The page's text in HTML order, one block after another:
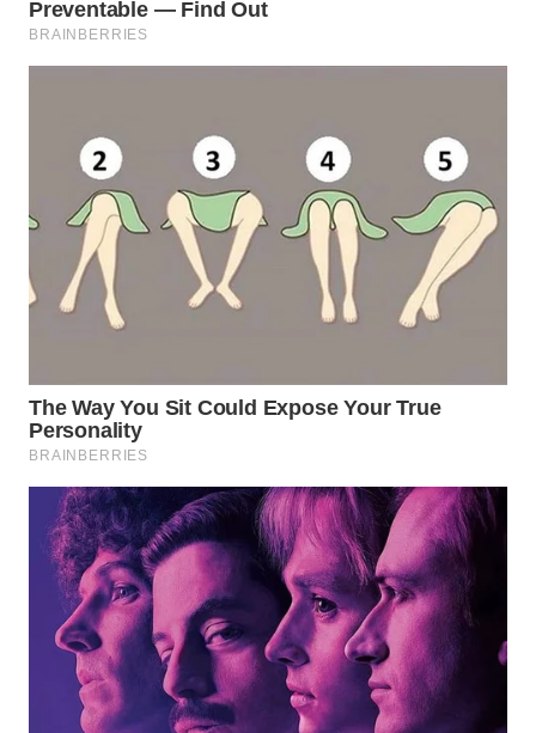
SUKABUMI
WN
PRIANGAN
TIMUR
WN
SEMARANG
SOLO
WN
WN
MADURA
WN
SURABAYA
WN